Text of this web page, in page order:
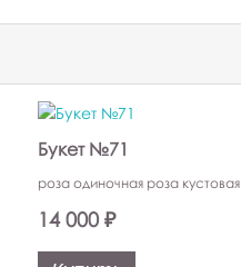
Букет №71
роза одиночная роза кустовая
14 000 ₽